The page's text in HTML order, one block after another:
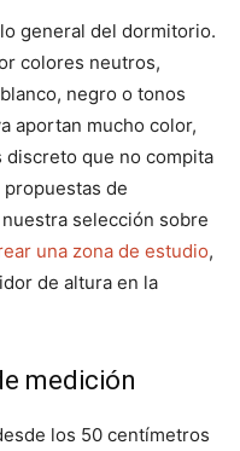
general del dormitorio.
colores neutros,
negro o tonos
aportan mucho color,
discreto que no compita
de
selección sobre
una zona de estudio,
de altura en la
medición
los 50 centímetros